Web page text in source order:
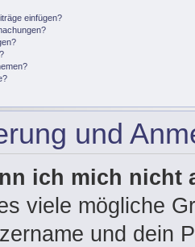
einfügen?
und
ich mich nicht
viele mögliche
und dein